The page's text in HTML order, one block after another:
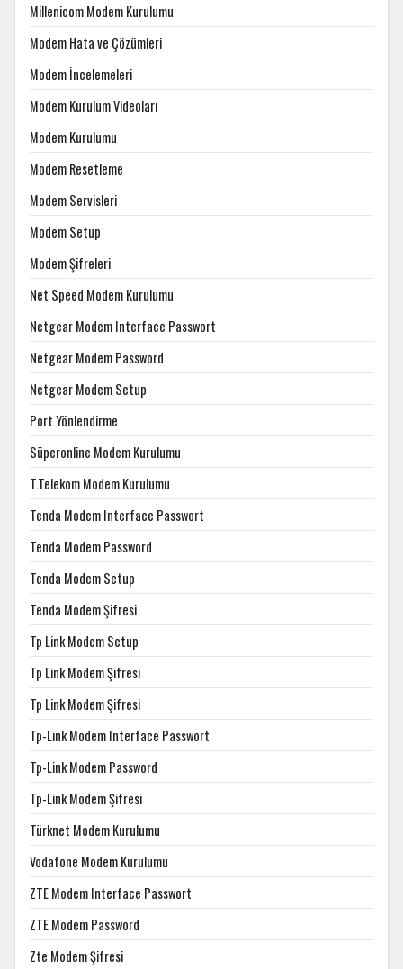
Millenicom Modem Kurulumu
Modem Hata ve Çözümleri
Modem İncelemeleri
Modem Kurulum Videoları
Modem Kurulumu
Modem Resetleme
Modem Servisleri
Modem Setup
Modem Şifreleri
Net Speed Modem Kurulumu
Netgear Modem Interface Passwort
Netgear Modem Password
Netgear Modem Setup
Port Yönlendirme
Süperonline Modem Kurulumu
T.Telekom Modem Kurulumu
Tenda Modem Interface Passwort
Tenda Modem Password
Tenda Modem Setup
Tenda Modem Şifresi
Tp Link Modem Setup
Tp Link Modem Şifresi
Tp Link Modem Şifresi
Tp-Link Modem Interface Passwort
Tp-Link Modem Password
Tp-Link Modem Şifresi
Türknet Modem Kurulumu
Vodafone Modem Kurulumu
ZTE Modem Interface Passwort
ZTE Modem Password
Zte Modem Şifresi